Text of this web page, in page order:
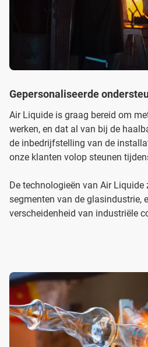
Gepersonaliseerde
Air Liquide is graag bereid om
werken, en dat al van bij de
de inbedrijfstelling van de
onze klanten volop steunen
De technologieën van Air
segmenten van de glasindustrie,
verscheidenheid van industriële